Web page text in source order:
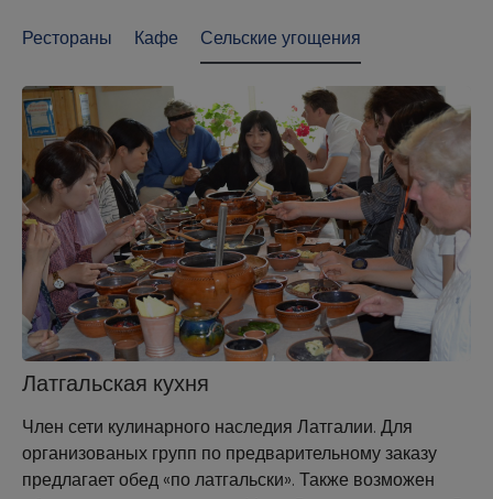
Рестораны Кафе Сельские угощения
Латгальская кухня
Член сети кулинарного наследия Латгалии. Для
организованых групп по предварительному заказу
предлагает обед «по латгальски». Также возможен